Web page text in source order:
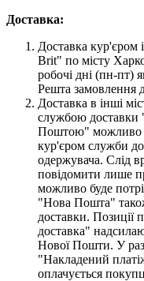
Доставка:
Доставка кур'єром
Brit" по місту
робочі дні (пн-пт)
Решта замовлення
Доставка в інші
службою
Поштою" можливо
кур'єром служби
одержувача. Слід
повідомити лише
можливо буде
"Нова Пошта"
доставки. Позиції
доставка"
Нової Пошти. У
"Накладений
оплачується